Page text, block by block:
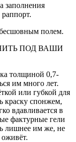
заполнения
полем.
ПОД ВАШИ
толщиной 0,7-
им много лет.
или губкой для
краску спонжем,
вдавливается в
фактурные гели
лишнее им же, не